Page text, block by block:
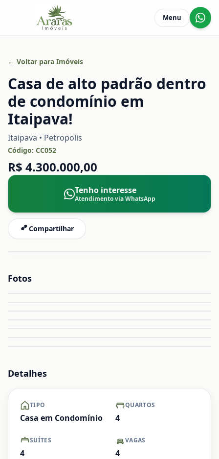
Menu
← Voltar para Imóveis
Casa de alto padrão dentro
de condomínio em
Itaipava!
Itaipava • Petropolis
Código: CC052
R$ 4.300.000,00
Tenho interesse
Atendimento via WhatsApp
Compartilhar
Fotos
Detalhes
TIPO
Casa em Condomínio
QUARTOS
4
SUÍTES
4
VAGAS
4